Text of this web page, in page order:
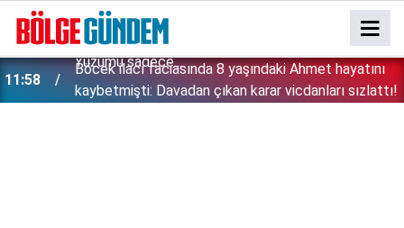
11:58
Böcek ilacı faciasında 8 yaşındaki Ahmet hayatını
kaybetmişti: Davadan çıkan karar vicdanları sızlattı!